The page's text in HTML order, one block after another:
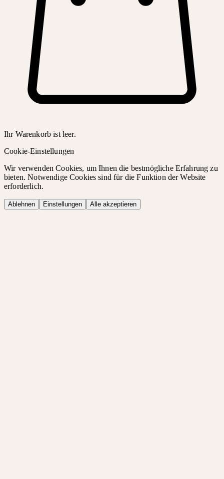
Ihr Warenkorb ist leer.
Cookie-Einstellungen
Wir verwenden Cookies, um Ihnen die bestmögliche Erfahrung zu
bieten. Notwendige Cookies sind für die Funktion der Website
erforderlich.
Ablehnen Einstellungen Alle akzeptieren